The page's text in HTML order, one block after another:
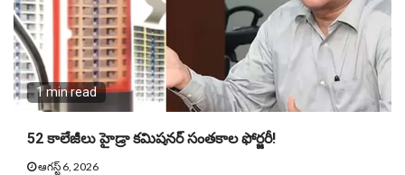
1 min read
52 కాలేజీలు హైడ్రా కమిషనర్ సంతకాల ఫోర్జరీ!
ఆగస్ట్ 6, 2026